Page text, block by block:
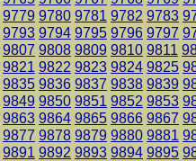
9779 9780 9781 9782 9783
9793 9794 9795 9796 9797
9807 9808 9809 9810 9811
9821 9822 9823 9824 9825
9835 9836 9837 9838 9839
9849 9850 9851 9852 9853
9863 9864 9865 9866 9867
9877 9878 9879 9880 9881
9891 9892 9893 9894 9895